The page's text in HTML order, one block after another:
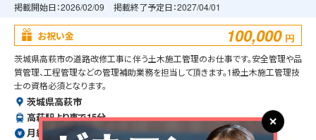
掲載開始日：2026/02/09 掲載終了予定日：2027/04/01
お祝い金 100,000 円
茨城県高萩市の道路改修工事に伴う土木施工管理のお仕事です。安全管理や品
質管理、工程管理などの管理補助業務を担当して頂きます。1級土木施工管理技
士の資格必須となります。
茨城県高萩市
高萩駅より車で15分
月給約59〜100万円（前職給与保証）